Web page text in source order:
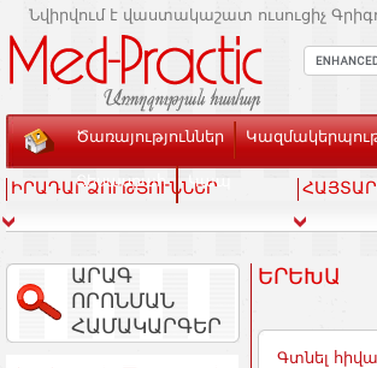
Նվիրվում է վաստակաշատ ուսուցիչ
Ծառայություններ
Տեսասրահ Կապ
ԻՐԱԴԱՐՁՈՒԹՅՈՒՆՆԵՐ
ԱՐԱԳ
ՈՐՈՆՄԱՆ
ՀԱՄԱԿԱՐԳԵՐ
ԵՐԵԽԱ
Գտնել